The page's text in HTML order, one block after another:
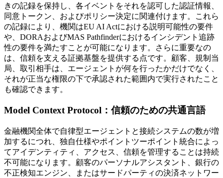
きの記録を保持し、各イベントをそれを認可した認証情報、
同意トークン、およびポリシー決定に関連付けます。これら
の記録により、機関はEU AI Actにおける説明可能性の要件
や、DORAおよびMAS Pathfinderにおけるインシデント追跡
性の要件を満たすことが可能になります。さらに重要なの
は、信頼を支える証拠基盤を提供する点です。顧客、規制当
局、取引相手は、エージェントが何を行ったかだけでなく、
それが正当な権限の下で承認された範囲内で実行されたこと
も確認できます。
Model Context Protocol：信頼のための共通言語
金融機関全体で自律型エージェントと接続システムの数が増
加するにつれ、独自仕様やポイントツーポイント統合によっ
てアイデンティティ、アクセス、信頼を管理することは持続
不可能になります。顧客のパーソナルアシスタント、銀行の
不正検知エンジン、またはサードパーティの決済ネットワー